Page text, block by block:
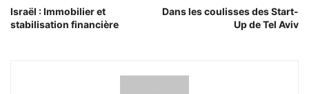
Israël : Immobilier et
stabilisation financière
Dans les coulisses des Start-
Up de Tel Aviv